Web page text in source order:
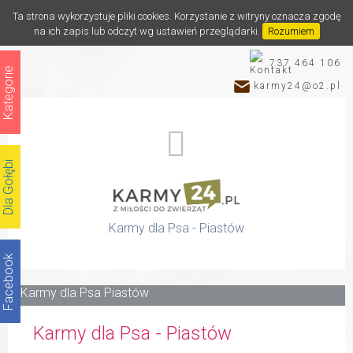
Ta strona wykorzystuje pliki cookies. Korzystanie z witryny oznacza zgodę
na ich zapis lub odczyt wg ustawień przeglądarki.
Rozumiem
737 464 106
karmy24@o2.pl
Karmy dla Psa - Piastów
Karmy dla Psa - Piastów
Facebook
Dla Gołębi
Kategorie